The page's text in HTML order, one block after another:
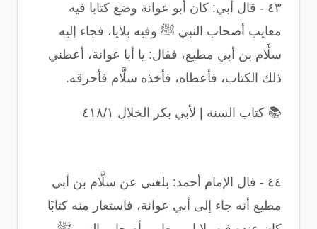
٤٣ - قال أبي: كان أبو عوانة وضع كتابا فيه
معايب أصحاب النبي ﷺ وفيه بلايا، فجاء إليه
سلَّام بن أبي مطيع، فقال: يا أبا عوانة، أعطني
ذلك الكتاب، فأعطاه، فأخذه سلَّام فأحرقه.
📚 كتاب السنة | لأبي بكر الخلال ٤١٨/١
٤٤ - قال الإمام أحمد: بلغني عن سلَّام بن أبي
مطيع أنه جاء إلى أبي عوانة، فاستعار منه كتابًا